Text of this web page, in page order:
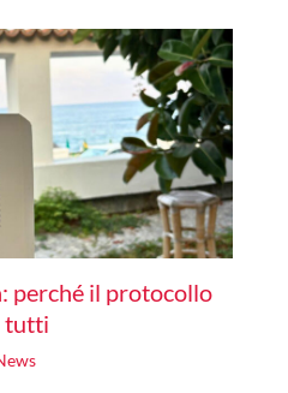
perché il protocollo
tutti